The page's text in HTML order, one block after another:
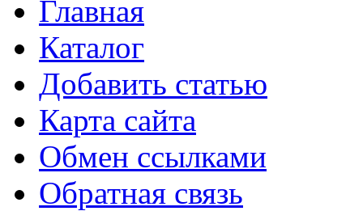
Главная
Каталог
Добавить статью
Карта сайта
Обмен ссылками
Обратная связь